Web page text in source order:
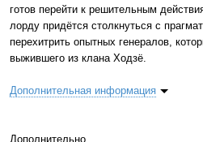
готов перейти к решительным
лорду придётся столкнуться с
перехитрить опытных генералов,
выжившего из клана Ходзё.
Дополнительная информация
Дополнительно